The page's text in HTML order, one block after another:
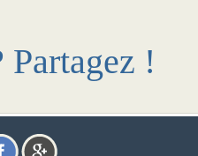
Partagez !